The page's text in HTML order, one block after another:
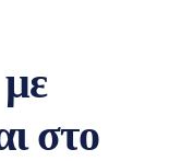
στο